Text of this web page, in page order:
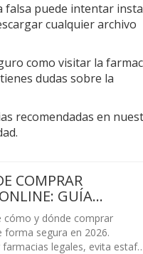
falsa puede intentar
cualquier archivo
como visitar la
dudas sobre la
recomendadas en
COMPRAR
GUÍA
Y FARMACIAS
cómo y dónde comprar
forma segura en 2026.
legales, evita